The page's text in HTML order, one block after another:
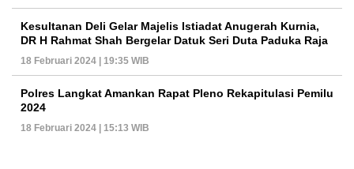
Kesultanan Deli Gelar Majelis Istiadat Anugerah Kurnia,
DR H Rahmat Shah Bergelar Datuk Seri Duta Paduka Raja
18 Februari 2024 | 19:35 WIB
Polres Langkat Amankan Rapat Pleno Rekapitulasi Pemilu
2024
18 Februari 2024 | 15:13 WIB